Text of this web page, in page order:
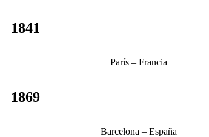
1841
París – Francia
1869
Barcelona – España